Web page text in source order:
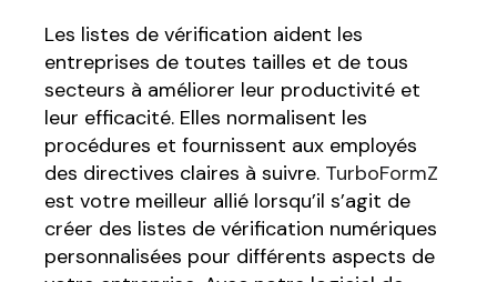
Les listes de vérification aident les
entreprises de toutes tailles et de tous
secteurs à améliorer leur productivité et
leur efficacité. Elles normalisent les
procédures et fournissent aux employés
des directives claires à suivre. TurboFormZ
est votre meilleur allié lorsqu’il s’agit de
créer des listes de vérification numériques
personnalisées pour différents aspects de